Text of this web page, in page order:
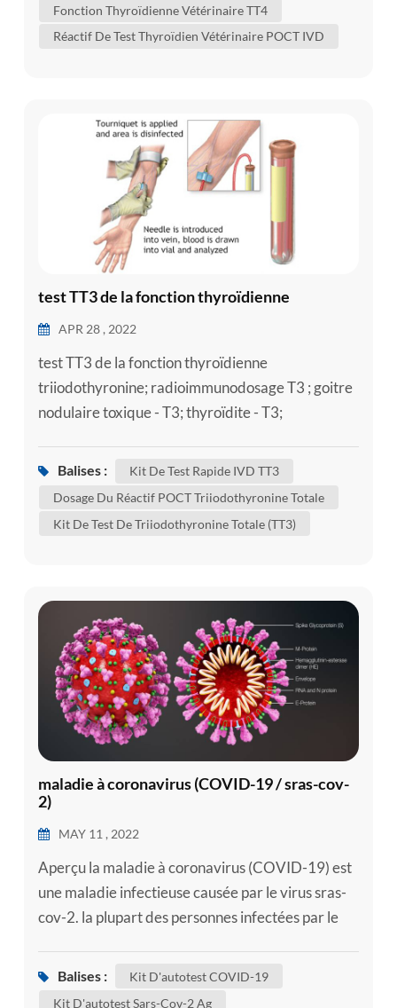
Fonction Thyroïdienne Vétérinaire TT4
Réactif De Test Thyroïdien Vétérinaire POCT IVD
test TT3 de la fonction thyroïdienne
APR 28 , 2022
test TT3 de la fonction thyroïdienne
triiodothyronine; radioimmunodosage T3 ; goitre
nodulaire toxique - T3; thyroïdite - T3;
triiodothyronine (T3) est une hormone
processus qui contrôlent le taux d'activité dans les
Balises :
Kit De Test Rapide IVD TT3
Dosage Du Réactif POCT Triiodothyronine Totale
Kit De Test De Triiodothyronine Totale (TT3)
maladie à coronavirus (COVID-19 / sras-cov-
2)
MAY 11 , 2022
Aperçu la maladie à coronavirus (COVID-19) est
une maladie infectieuse causée par le virus sras-
cov-2. la plupart des personnes infectées par le
légère à modérée et se rétabliront sans nécessiter
Balises :
Kit D'autotest COVID-19
Kit D'autotest Sars-Cov-2 Ag